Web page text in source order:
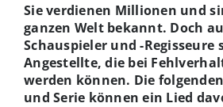
Sie verdienen Millionen und
ganzen Welt bekannt. Doch
Schauspieler und -
Angestellte, die bei
werden können. Die
und Serie können ein Lied